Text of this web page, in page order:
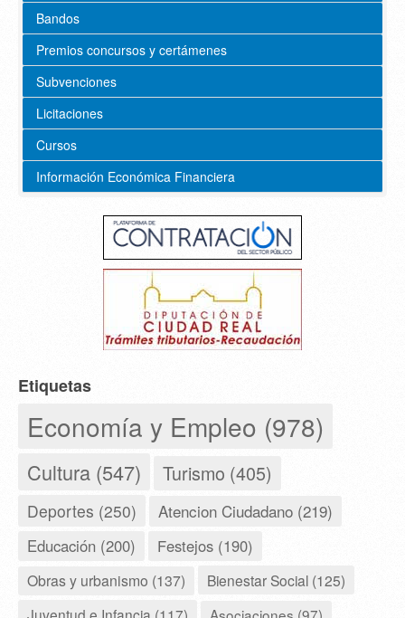
Bandos
Premios concursos y certámenes
Subvenciones
Licitaciones
Cursos
Información Económica Financiera
Etiquetas
Economía y Empleo (978)
Cultura (547) Turismo (405)
Deportes (250) Atencion Ciudadano (219)
Educación (200) Festejos (190)
Obras y urbanismo (137)
Bienestar Social (125)